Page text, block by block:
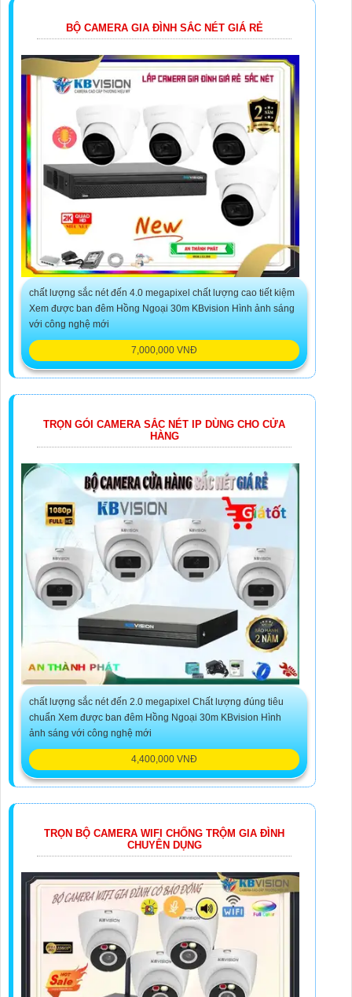
BỘ CAMERA GIA ĐÌNH SẮC NÉT GIÁ RẺ
chất lượng sắc nét đến 4.0 megapixel chất lượng cao tiết kiệm
Xem được ban đêm Hồng Ngoại 30m KBvision Hình ảnh sáng
với công nghệ mới
7,000,000 VNĐ
TRỌN GÓI CAMERA SẮC NÉT IP DÙNG CHO CỬA
HÀNG
chất lượng sắc nét đến 2.0 megapixel Chất lượng đúng tiêu
chuẩn Xem được ban đêm Hồng Ngoại 30m KBvision Hình
ảnh sáng với công nghệ mới
4,400,000 VNĐ
TRỌN BỘ CAMERA WIFI CHỐNG TRỘM GIA ĐÌNH
CHUYÊN DỤNG